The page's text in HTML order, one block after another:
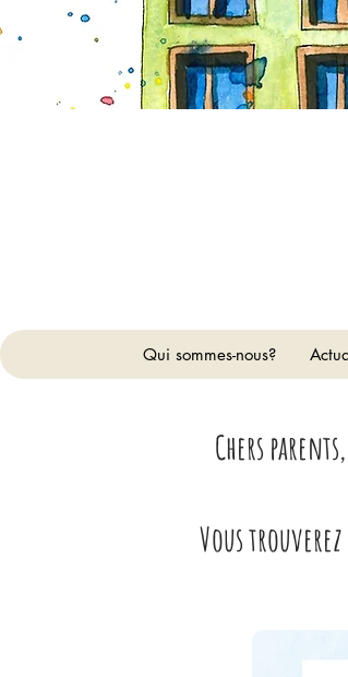
Qui sommes-nous?
Chers
Vous